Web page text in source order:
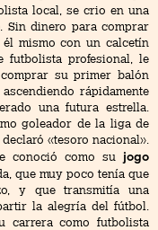
local, se crio en una
Sin dinero para comprar
mismo con un calcetín
futbolista profesional, le
su primer balón
rápidamente
una futura estrella.
goleador de la liga de
«tesoro nacional».
conoció como su jogo
que muy poco tenía que
y que transmitía una
la alegría del fútbol.
carrera como futbolista